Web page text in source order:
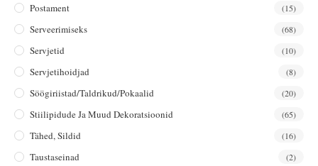
Postament (15)
Serveerimiseks (68)
Servjetid (10)
Servjetihoidjad (8)
Söögiriistad/taldrikud/pokaalid (20)
Stiilipidude Ja Muud Dekoratsioonid (65)
Tähed, Sildid (16)
Taustaseinad (2)